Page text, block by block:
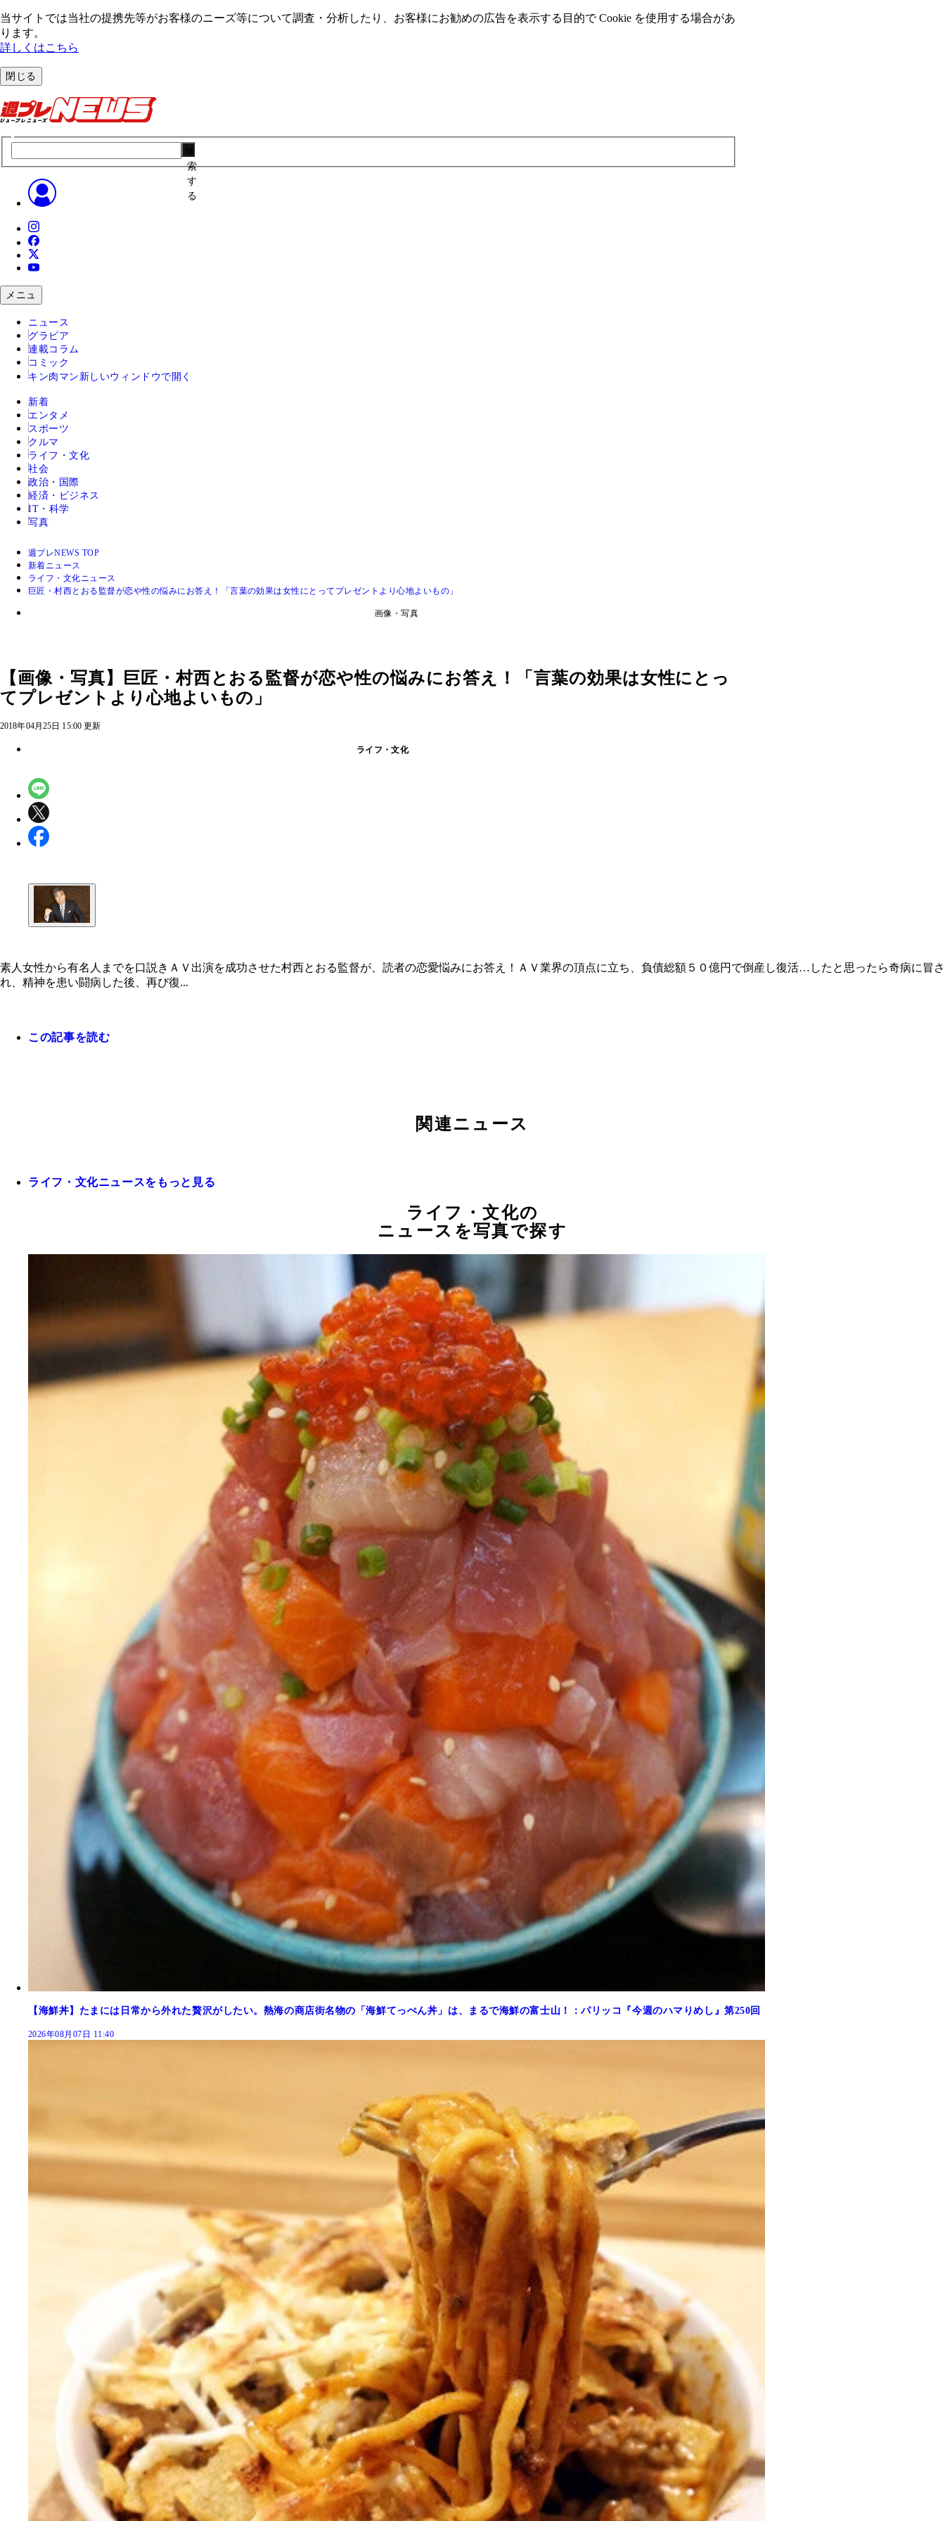
当サイトでは当社の提携先等がお客様のニーズ等について調査・分析したり、お客様にお勧めの広告を表⽰する⽬的で Cookie を使⽤する場合があ
ります。
詳しくはこちら
閉じる
索
す
る
メニュ
ニュース
グラビア
連載コラム
コミック
キン肉マン 新しいウィンドウで開く
新着
エンタメ
スポーツ
クルマ
ライフ・文化
社会
政治・国際
経済・ビジネス
IT・科学
写真
週プレNEWS TOP
新着ニュース
ライフ・文化ニュース
巨匠・村西とおる監督が恋や性の悩みにお答え！「言葉の効果は女性にとってプレゼントより心地よいもの」
画像・写真
【画像・写真】巨匠・村西とおる監督が恋や性の悩みにお答え！「言葉の効果は女性にとっ
てプレゼントより心地よいもの」
2018年04月25日 15:00 更新
ライフ・文化
素人女性から有名人までを口説きＡＶ出演を成功させた村西とおる監督が、読者の恋愛悩みにお答え！
素人女性から有名人までを口説きＡＶ出演を成功させた村西とおる監督が、読者の恋愛悩みにお答え！ＡＶ業界の頂点に立ち、負債総額５０億円で倒産し復活…したと思ったら奇病に冒さ
れ、精神を患い闘病した後、再び復...
この記事を読む
関連ニュース
ライフ・文化ニュースをもっと見る
ライフ・文化の
ニュースを写真で探す
【海鮮丼】たまには日常から外れた贅沢がしたい。熱海の商店街名物の「海鮮てっぺん丼」は、まるで海鮮の富士山！：パリッコ『今週のハマりめし』第250回
2026年08月07日 11:40